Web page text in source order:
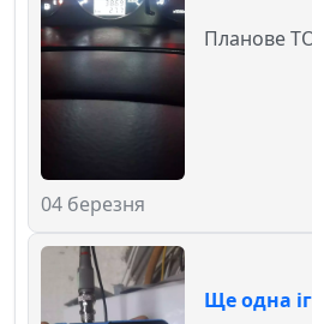
04 березня
Планове
Ще одна